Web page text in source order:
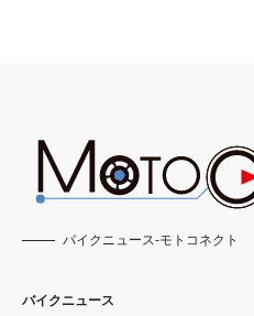
バイクニュース-モトコネクト
バイクニュース